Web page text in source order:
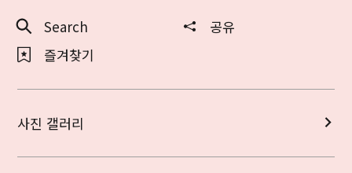
Search
공유
즐겨찾기
사진 갤러리